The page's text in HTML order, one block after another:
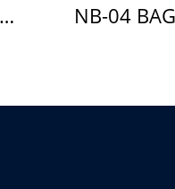
Y-53 พัดลมน้ำแข็งพกพา NB-04